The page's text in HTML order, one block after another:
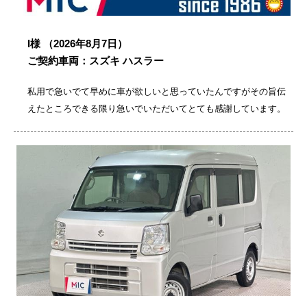
I様
（2026年8月7日）
ご契約車両：スズキ ハスラー
私用で急いでて早めに車が欲しいと思っていたんですがその旨伝
えたところできる限り急いでいただいてとても感謝しています。